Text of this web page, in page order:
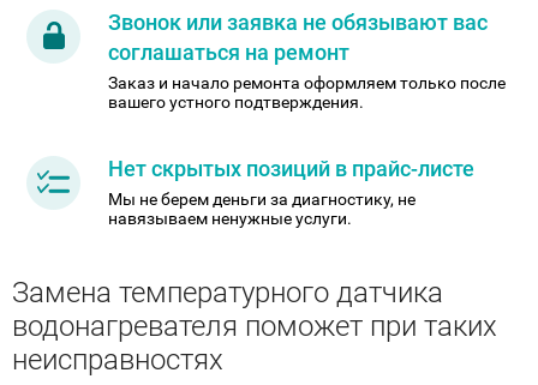
Звонок или заявка не обязывают вас
соглашаться на ремонт
Заказ и начало ремонта оформляем только после
вашего устного подтверждения.
Нет скрытых позиций в прайс-листе
Мы не берем деньги за диагностику, не
навязываем ненужные услуги.
Замена температурного датчика
водонагревателя поможет при таких
неисправностях